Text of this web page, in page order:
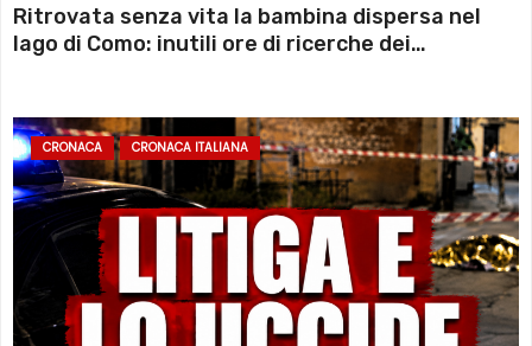
Ritrovata senza vita la bambina dispersa nel
lago di Como: inutili ore di ricerche dei
CRONACA CRONACA ITALIANA